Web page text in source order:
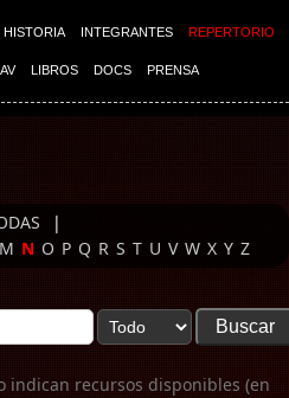
HISTORIA INTEGRANTES REPERTORIO
LIBROS DOCS PRENSA
|
M N O P Q R S T U V W X Y Z
indican recursos disponibles (en